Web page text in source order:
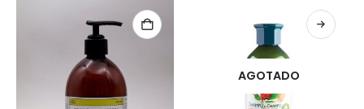
AGOTADO